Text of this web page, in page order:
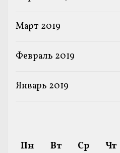
Март 2019
Февраль 2019
Январь 2019
Пн
Вт Ср Чт